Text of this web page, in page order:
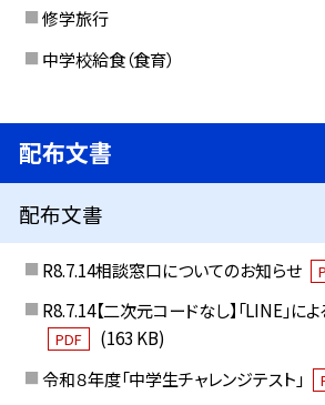
修学旅行
中学校給食（食育）
配布文書
配布文書
R8.7.14相談窓口についてのお知らせ
R8.7.14【二次元コードなし】「LINE」
PDF
(163 KB)
令和８年度「中学生チャレンジテスト」